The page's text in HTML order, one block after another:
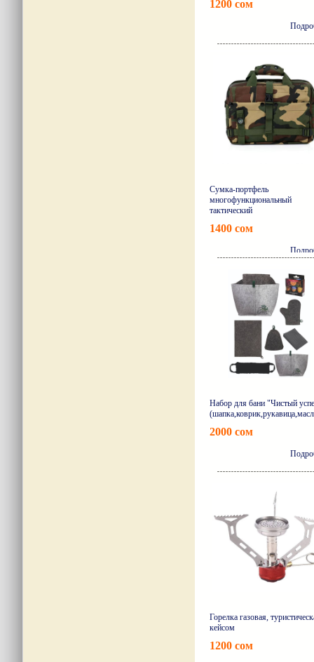
1200 сом
Сумка-портфель
многофункциональный
тактический
1400 сом
Набор для бани "Чистый
2000 сом
Горелка газовая,
кейсом
1200 сом